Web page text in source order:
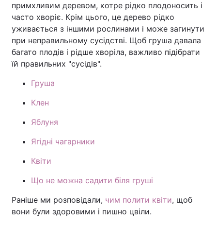
Головна Війна
Україна Політика
Економіка Світ
Зброя
Здоров'я
Цікавинки
Екологія Регіони
Лонгріди
примхливим деревом, котре рідко плодоносить і
часто хворіє. Крім цього, це дерево рідко
уживається з іншими рослинами і може загинути
при неправильному сусідстві. Щоб груша давала
багато плодів і рідше хворіла, важливо підібрати
їй правильних "сусідів".
Груша
Клен
Яблуня
Ягідні чагарники
Квіти
Що не можна садити біля груші
Раніше ми розповідали, чим полити квіти, щоб
вони були здоровими і пишно цвіли.